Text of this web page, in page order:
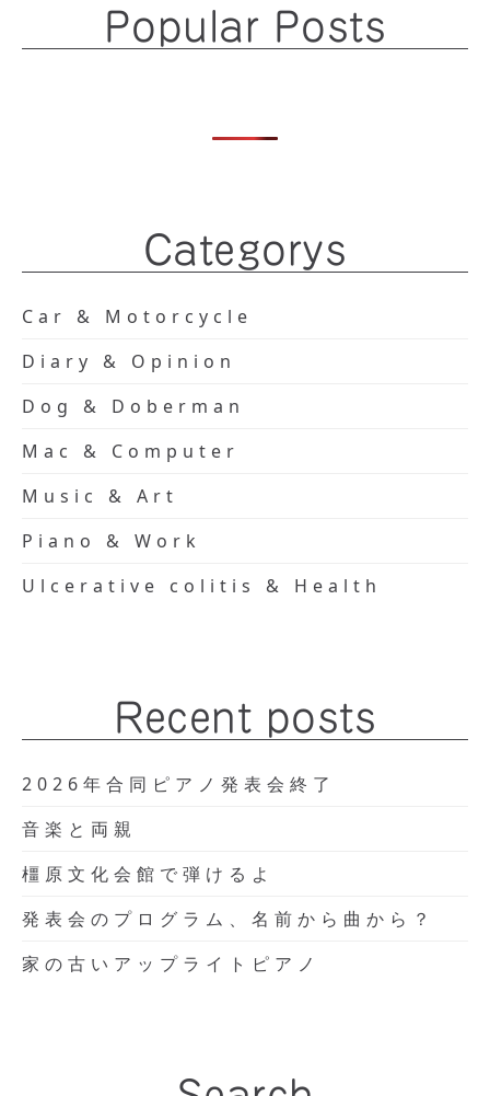
Popular Posts
Categorys
Car & Motorcycle
Diary & Opinion
Dog & Doberman
Mac & Computer
Music & Art
Piano & Work
Ulcerative colitis & Health
Recent posts
2026年合同ピアノ発表会終了
音楽と両親
橿原文化会館で弾けるよ
発表会のプログラム、名前から曲から？
家の古いアップライトピアノ